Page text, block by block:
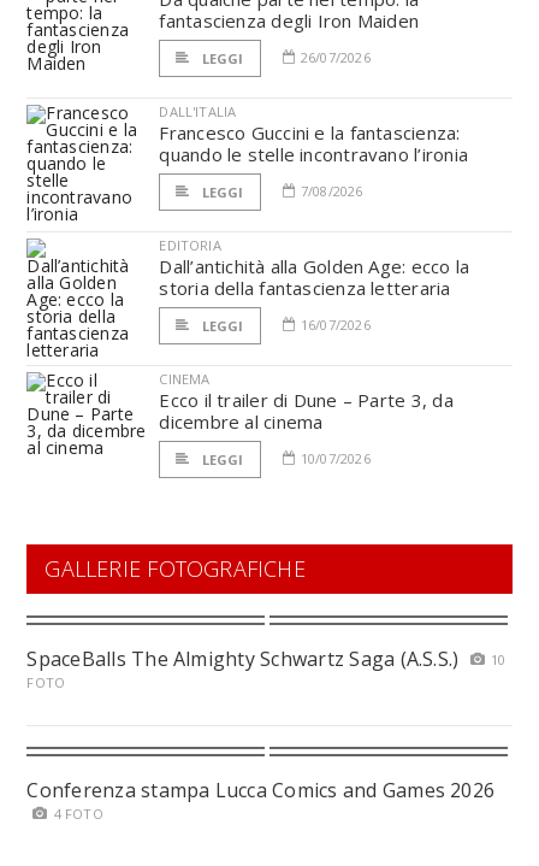
fantascienza degli Iron Maiden
LEGGI 26/07/2026
DALL'ITALIA
Francesco Guccini e la fantascienza:
quando le stelle incontravano l’ironia
LEGGI 7/08/2026
EDITORIA
Dall’antichità alla Golden Age: ecco la
storia della fantascienza letteraria
LEGGI 16/07/2026
CINEMA
Ecco il trailer di Dune – Parte 3, da
dicembre al cinema
LEGGI 10/07/2026
GALLERIE FOTOGRAFICHE
SpaceBalls The Almighty Schwartz Saga (A.S.S.)
10
FOTO
Conferenza stampa Lucca Comics and Games 2026
4 FOTO